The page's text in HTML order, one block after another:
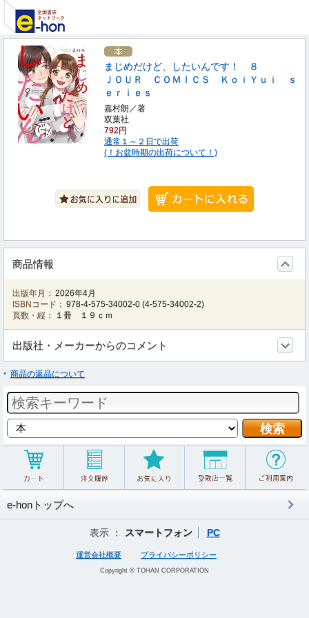
まじめだけど、したいんです！ ８
ＪＯＵＲ ＣＯＭＩＣＳ ＫｏｉＹｕｉ ｓ
ｅｒｉｅｓ
嘉村朗／著
双葉社
792円
通常１～２日で出荷
(！お盆時期の出荷について！)
商品情報
出版年月： 2026年4月
ISBNコード： 978-4-575-34002-0 (4-575-34002-2)
頁数・縦：
１冊 １９ｃｍ
出版社・メーカーからのコメント
商品の返品について
e-honトップへ
表示 ： スマートフォン PC
運営会社概要 プライバシーポリシー
Copyright © TOHAN CORPORATION